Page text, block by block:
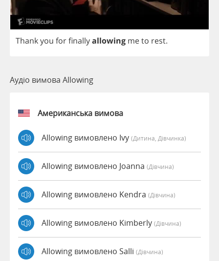
Thankyou forfinallyallowing meto rest.
Аудіо вимова Allowing
Американська вимова
Allowing вимовлено Ivy (дитина, Дівчинка)
Allowing вимовлено Joanna (дівчина)
Allowing вимовлено Kendra (дівчина)
Allowing вимовлено Kimberly (дівчина)
Allowing вимовлено Salli (дівчина)